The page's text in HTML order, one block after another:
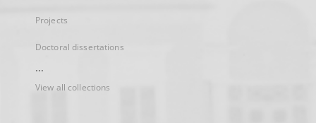
Projects
Doctoral dissertations
...
View all collections